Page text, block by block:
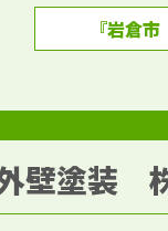
『岩倉
壁塗装